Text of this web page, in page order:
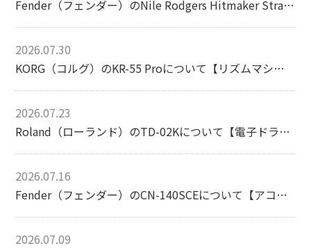
Fender（フェンダー）のNile Rodgers Hitmaker Stratocasterについて【エレキギター】
2026.07.30
KORG（コルグ）のKR-55 Proについて【リズムマシン】
2026.07.23
Roland（ローランド）のTD-02Kについて【電子ドラム】
2026.07.16
Fender（フェンダー）のCN-140SCEについて【アコースティックギター】
2026.07.09